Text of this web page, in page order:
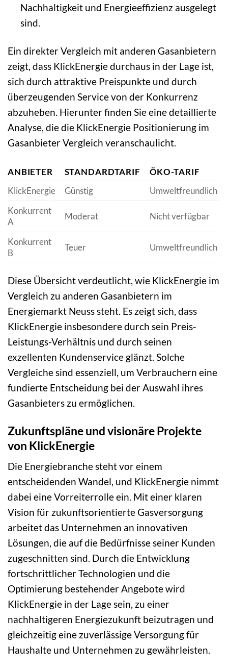
Nachhaltigkeit und Energieeffizienz ausgelegt
sind.
Ein direkter Vergleich mit anderen Gasanbietern
zeigt, dass KlickEnergie durchaus in der Lage ist,
sich durch attraktive Preispunkte und durch
überzeugenden Service von der Konkurrenz
abzuheben. Hierunter finden Sie eine detaillierte
Analyse, die die KlickEnergie Positionierung im
Gasanbieter Vergleich veranschaulicht.
ANBIETER STANDARDTARIF ÖKO-TARIF
KlickEnergie
Günstig Umweltfreundlich
Konkurrent
A
Moderat Nicht verfügbar
Konkurrent
B
Teuer Umweltfreundlich
Diese Übersicht verdeutlicht, wie KlickEnergie im
Vergleich zu anderen Gasanbietern im
Energiemarkt Neuss steht. Es zeigt sich, dass
KlickEnergie insbesondere durch sein Preis-
Leistungs-Verhältnis und durch seinen
exzellenten Kundenservice glänzt. Solche
Vergleiche sind essenziell, um Verbrauchern eine
fundierte Entscheidung bei der Auswahl ihres
Gasanbieters zu ermöglichen.
Zukunftspläne und visionäre Projekte
von KlickEnergie
Die Energiebranche steht vor einem
entscheidenden Wandel, und KlickEnergie nimmt
dabei eine Vorreiterrolle ein. Mit einer klaren
Vision für zukunftsorientierte Gasversorgung
arbeitet das Unternehmen an innovativen
Lösungen, die auf die Bedürfnisse seiner Kunden
zugeschnitten sind. Durch die Entwicklung
fortschrittlicher Technologien und die
Optimierung bestehender Angebote wird
KlickEnergie in der Lage sein, zu einer
nachhaltigeren Energiezukunft beizutragen und
gleichzeitig eine zuverlässige Versorgung für
Haushalte und Unternehmen zu gewährleisten.